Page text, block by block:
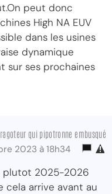
peut donc
High NA EUV
dans les usines
dynamique
sur ses prochaines
qui pipotronne embusqué
2023 à 18h34
plutot 2025-2026
cela arrive avant au